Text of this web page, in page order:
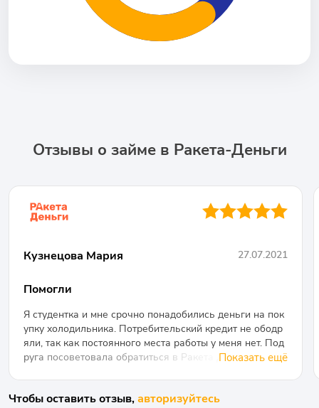
Отзывы о займе в Ракета-Деньги
●●●●●
Кузнецова Мария 27.07.2021
Помогли
Я студентка и мне срочно понадобились деньги на пок
упку холодильника. Потребительский кредит не ободр
яли, так как постоянного места работы у меня нет. Под
руга посоветовала обратиться в Ракета Деньги потому
роцентов. Мне объяснили, что так как я обращаюсь пе
Показать ещё
Чтобы оставить отзыв,авторизуйтесь